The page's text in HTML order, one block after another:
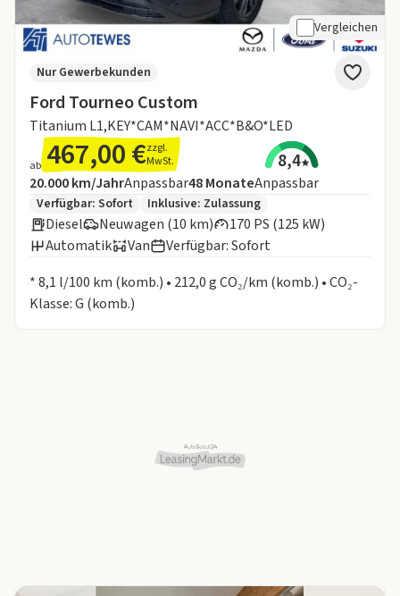
Vergleichen
Ford Tourneo Custom
Titanium L1,KEY*CAM*NAVI*ACC*B&O*LED
Nur Gewerbekunden
ab 467,00 €zzgl.
MwSt.
8,4
Angebotsdetails:
Inklusive Laufleistung
20.000 km/JahrAnpassbarLaufzeit
48MonateAnpassbar
Zusätzliche Fahrzeuginformationen:
Verfügbar: Sofort Inklusive: Zulassung
Diesel Neuwagen (10 km)
170 PS (125 kW)
Automatik
Van
Verfügbar: Sofort
* 8,1 l/100 km (komb.) • 212,0 g CO₂/km (komb.) • CO₂-
Klasse: G (komb.)